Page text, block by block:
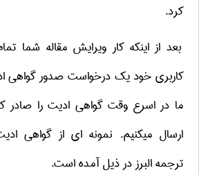
کرد.
بعد از اینکه کار ویرایش مقاله شما
کاربری خود یک درخواست صدور گواهی
ما در اسرع وقت گواهی ادیت را صادر
ارسال میکنیم. نمونه ای از گواهی
ترجمه البرز در ذیل آمده است.